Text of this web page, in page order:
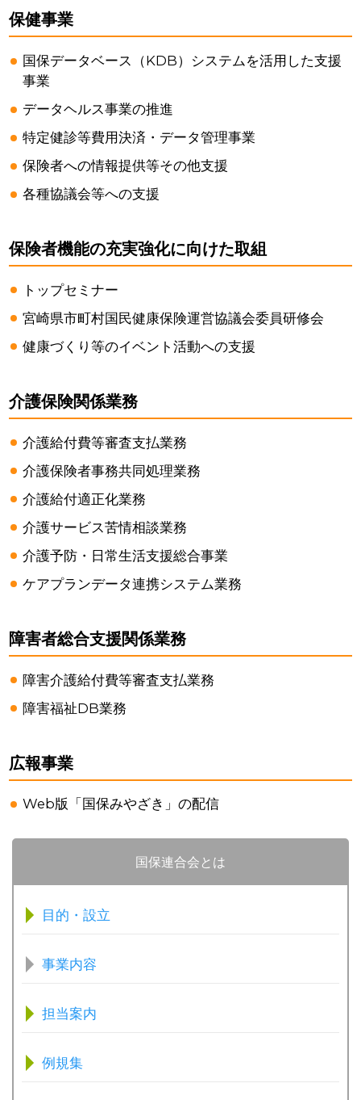
保健事業
国保データベース（KDB）システムを活用した支援
事業
データヘルス事業の推進
特定健診等費用決済・データ管理事業
保険者への情報提供等その他支援
各種協議会等への支援
保険者機能の充実強化に向けた取組
トップセミナー
宮崎県市町村国民健康保険運営協議会委員研修会
健康づくり等のイベント活動への支援
介護保険関係業務
介護給付費等審査支払業務
介護保険者事務共同処理業務
介護給付適正化業務
介護サービス苦情相談業務
介護予防・日常生活支援総合事業
ケアプランデータ連携システム業務
障害者総合支援関係業務
障害介護給付費等審査支払業務
障害福祉DB業務
広報事業
Web版「国保みやざき」の配信
国保連合会とは
目的・設立
事業内容
担当案内
例規集